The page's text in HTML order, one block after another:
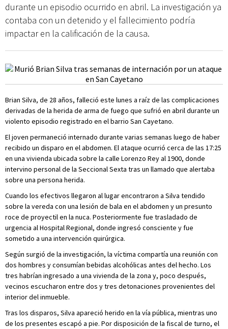
durante un episodio ocurrido en abril. La investigación ya
contaba con un detenido y el fallecimiento podría
impactar en la calificación de la causa.
Brian Silva, de 28 años, falleció este lunes a raíz de las complicaciones
derivadas de la herida de arma de fuego que sufrió en abril durante un
violento episodio registrado en el barrio San Cayetano.
El joven permaneció internado durante varias semanas luego de haber
recibido un disparo en el abdomen. El ataque ocurrió cerca de las 17:25
en una vivienda ubicada sobre la calle Lorenzo Rey al 1900, donde
intervino personal de la Seccional Sexta tras un llamado que alertaba
sobre una persona herida.
Cuando los efectivos llegaron al lugar encontraron a Silva tendido
sobre la vereda con una lesión de bala en el abdomen y un presunto
roce de proyectil en la nuca. Posteriormente fue trasladado de
urgencia al Hospital Regional, donde ingresó consciente y fue
sometido a una intervención quirúrgica.
Según surgió de la investigación, la víctima compartía una reunión con
dos hombres y consumían bebidas alcohólicas antes del hecho. Los
tres habrían ingresado a una vivienda de la zona y, poco después,
vecinos escucharon entre dos y tres detonaciones provenientes del
interior del inmueble.
Tras los disparos, Silva apareció herido en la vía pública, mientras uno
de los presentes escapó a pie. Por disposición de la fiscal de turno, el